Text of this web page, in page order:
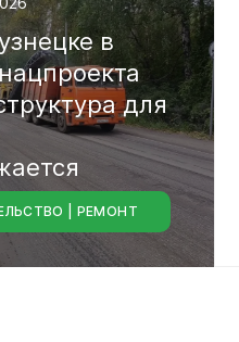
в
для
ремонт
| РЕМОНТ